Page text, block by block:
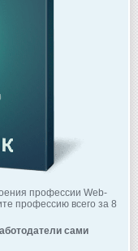
профессии Web-
профессию всего за 8
сами